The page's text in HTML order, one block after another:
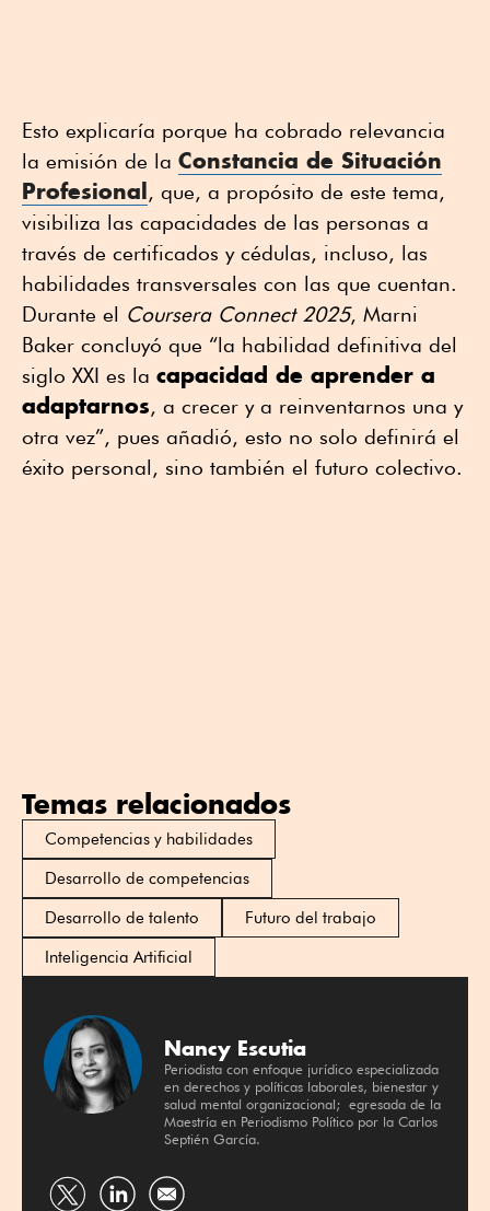
Esto explicaría porque ha cobrado relevancia
la emisión de la Constancia de Situación
Profesional , que, a propósito de este tema,
visibiliza las capacidades de las personas a
través de certificados y cédulas, incluso, las
habilidades transversales con las que cuentan.
Durante el Coursera Connect 2025, Marni
Baker concluyó que “la habilidad definitiva del
siglo XXI es la capacidad de aprender a
adaptarnos, a crecer y a reinventarnos una y
otra vez”, pues añadió, esto no solo definirá el
éxito personal, sino también el futuro colectivo.
Temas relacionados
Competencias y habilidades
Desarrollo de competencias
Desarrollo de talento
Futuro del trabajo
Inteligencia Artificial
Nancy Escutia
Periodista con enfoque jurídico especializada
en derechos y políticas laborales, bienestar y
salud mental organizacional; egresada de la
Maestría en Periodismo Político por la Carlos
Septién García.
Compartir Compartir